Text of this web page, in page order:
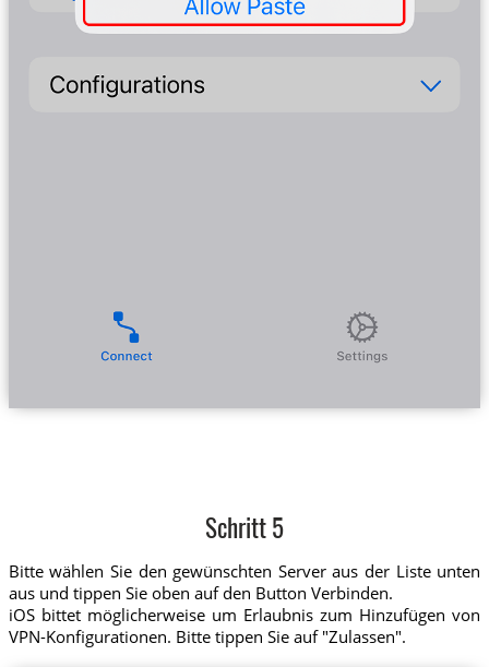
Schritt 5
Bitte wählen Sie den gewünschten Server aus der Liste unten
aus und tippen Sie oben auf den Button Verbinden.
iOS bittet möglicherweise um Erlaubnis zum Hinzufügen von
VPN-Konfigurationen. Bitte tippen Sie auf "Zulassen".